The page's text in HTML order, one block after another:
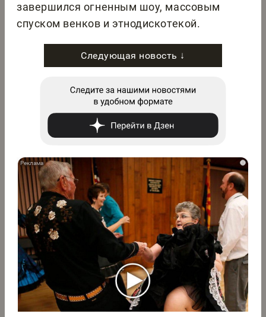
завершился огненным шоу, массовым
спуском венков и этнодискотекой.
Следующая новость ↓
i